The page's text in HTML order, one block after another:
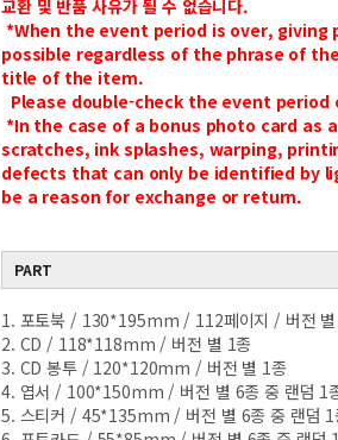
교환 및 반품 사유가 될 수 없습니다.
*When the event period is over,
possible regardless of the phrase of
title of the item.
Please double-check the event
*In the case of a bonus photo card as
scratches, ink splashes, warping,
defects that can only be identified by
be a reason for exchange or return.
PART
1. 포토북 / 130*195mm / 112페이지 / 버전
2. CD / 118*118mm / 버전 별 1종
3. CD 봉투 / 120*120mm / 버전 별 1종
4. 엽서 / 100*150mm / 버전 별 6종 중 랜덤 1
5. 스티커 / 45*135mm / 버전 별 6종 중 랜덤 1